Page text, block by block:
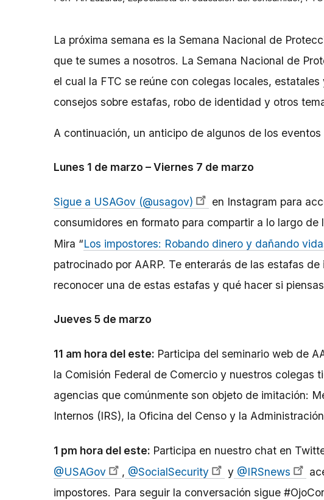
La próxima semana es la Semana Nacional de
que te sumes a nosotros. La Semana Nacional de
el cual la FTC se reúne con colegas locales,
consejos sobre estafas, robo de identidad y otros
A continuación, un anticipo de algunos de los
Lunes 1 de marzo – Viernes 7 de marzo
Sigue a USAGov (@usagov)
en Instagram para
consumidores en formato para compartir a lo largo de
Mira “Los impostores: Robando dinero y dañando
patrocinado por AARP. Te enterarás de las estafas
reconocer una de estas estafas y qué hacer si
Jueves 5 de marzo
11 am hora del este: Participa del seminario web de
la Comisión Federal de Comercio y nuestros colegas
agencias que comúnmente son objeto de imitación:
Internos (IRS), la Oficina del Censo y la
1 pm hora del este: Participa en nuestro chat en
@USAGov
, @SocialSecurity y @IRSnews
impostores. Para seguir la conversación sigue